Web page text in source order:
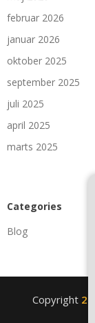
februar 2026
januar 2026
oktober 2025
september 2025
juli 2025
april 2025
marts 2025
Categories
Blog
Copyright